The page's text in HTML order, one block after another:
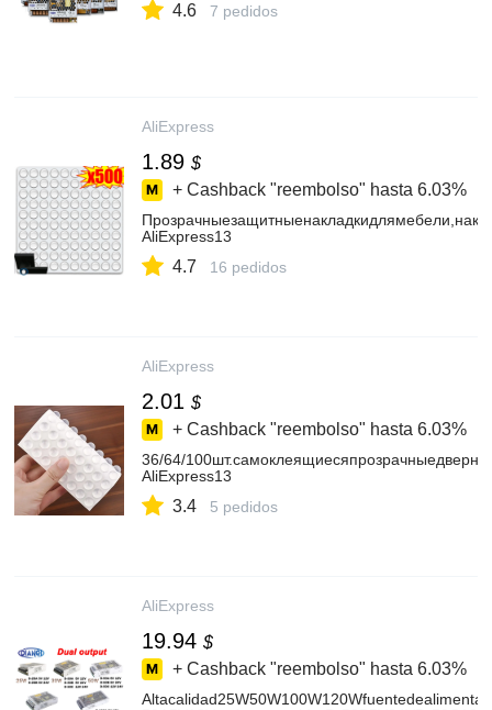
4.6 7 pedidos
AliExpress
1.89 $
+ Cashback "reembolso" hasta 6.03%
AliExpress13
4.7 16 pedidos
AliExpress
2.01 $
+ Cashback "reembolso" hasta 6.03%
36/64/
AliExpress13
3.4 5 pedidos
AliExpress
19.94 $
+ Cashback "reembolso" hasta 6.03%